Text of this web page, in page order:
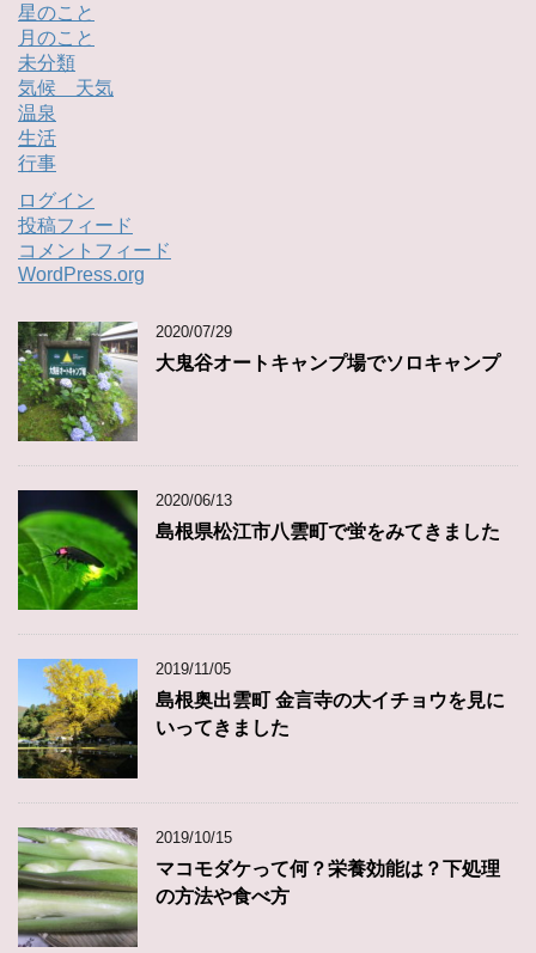
星のこと
月のこと
未分類
気候 天気
温泉
生活
行事
ログイン
投稿フィード
コメントフィード
WordPress.org
2020/07/29
大鬼谷オートキャンプ場でソロキャンプ
2020/06/13
島根県松江市八雲町で蛍をみてきました
2019/11/05
島根奥出雲町 金言寺の大イチョウを見に
いってきました
2019/10/15
マコモダケって何？栄養効能は？下処理
の方法や食べ方